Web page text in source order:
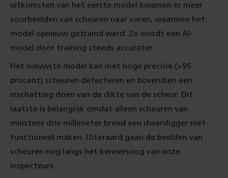
uitkomsten van het eerste model kwamen er meer
voorbeelden van scheuren naar voren, waarmee het
model opnieuw getraind werd. Zo wordt een AI-
model door training steeds accurater.
Het nieuwste model kan met hoge precisie (>95
procent) scheuren detecteren en bovendien een
inschatting doen van de dikte van de scheur. Dit
laatste is belangrijk omdat alleen scheuren van
minstens drie millimeter breed een dwarsligger niet-
functioneel maken. Uiteraard gaan de beelden van
scheuren nog langs het kennersoog van onze
inspecteurs.